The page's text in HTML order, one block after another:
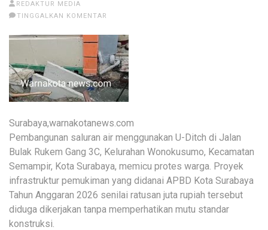
REDAKTUR MEDIA
TINGGALKAN KOMENTAR
Surabaya,warnakotanews.com
Pembangunan saluran air menggunakan U-Ditch di Jalan
Bulak Rukem Gang 3C, Kelurahan Wonokusumo, Kecamatan
Semampir, Kota Surabaya, memicu protes warga. Proyek
infrastruktur pemukiman yang didanai APBD Kota Surabaya
Tahun Anggaran 2026 senilai ratusan juta rupiah tersebut
diduga dikerjakan tanpa memperhatikan mutu standar
konstruksi.